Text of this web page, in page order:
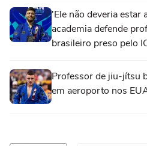
'Ele não deveria estar
academia defende
brasileiro preso pelo
Professor de jiu-jítsu
em aeroporto nos